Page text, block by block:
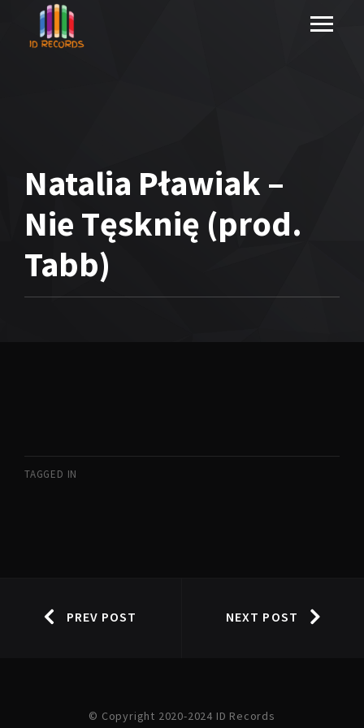
Natalia Pławiak –
Nie Tęsknię (prod.
Tabb)
TAGGED IN
PREV POST NEXT POST
© Copyright 2020-2024 ID Records